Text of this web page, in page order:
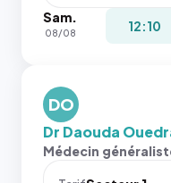
pas la
place, et
les trois
dernières
images de
l'annuaire
dans ce
Sam.
08/08 12:10
DO
Dr Daouda
Médecin
{# 40×40
`.profile-
picture`,
et un
rapport 1:1